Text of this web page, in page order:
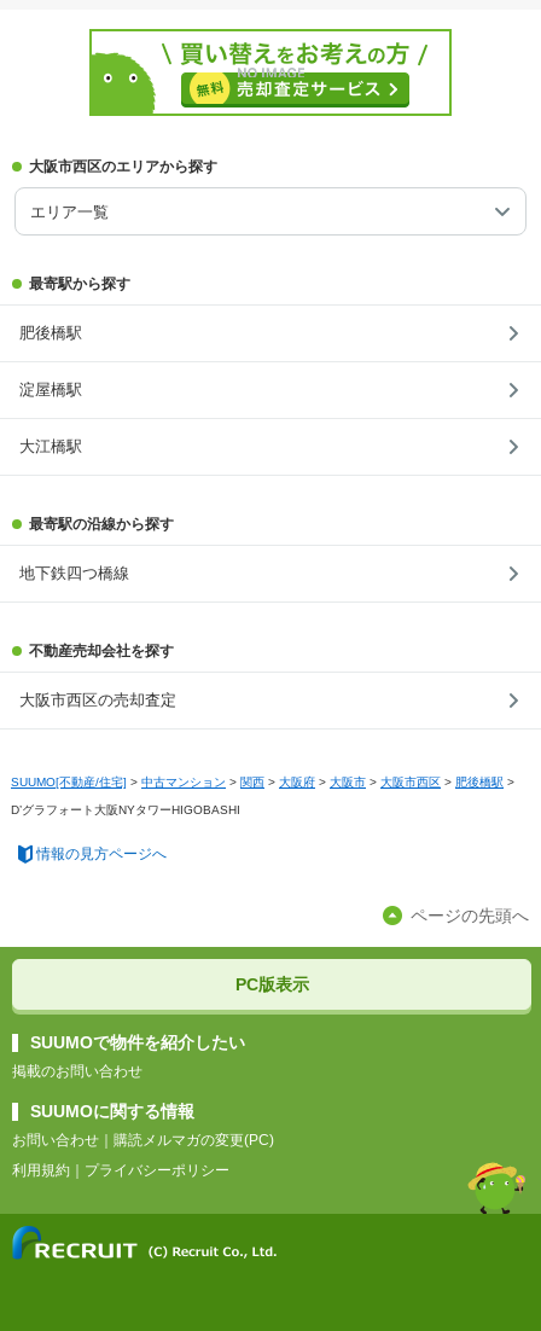
大阪市西区のエリアから探す
エリア一覧
最寄駅から探す
肥後橋駅
淀屋橋駅
大江橋駅
最寄駅の沿線から探す
地下鉄四つ橋線
不動産売却会社を探す
大阪市西区の売却査定
SUUMO[不動産/住宅] > 中古マンション > 関西 > 大阪府 > 大阪市 > 大阪市西区 > 肥後橋駅 >
D’グラフォート大阪NYタワーHIGOBASHI
情報の見方ページへ
ページの先頭へ
PC版表示
SUUMOで物件を紹介したい
掲載のお問い合わせ
SUUMOに関する情報
お問い合わせ
購読メルマガの変更(PC)
利用規約
プライバシーポリシー